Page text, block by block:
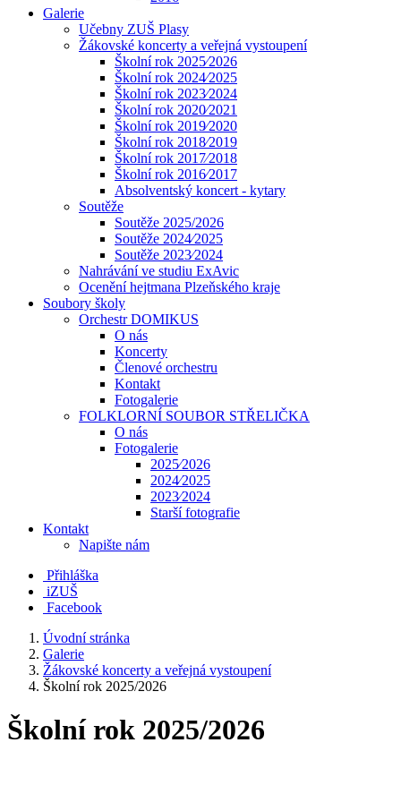
Galerie
Učebny ZUŠ Plasy
Žákovské koncerty a veřejná vystoupení
Školní rok 2025⁄2026
Školní rok 2024⁄2025
Školní rok 2023⁄2024
Školní rok 2020⁄2021
Školní rok 2019⁄2020
Školní rok 2018⁄2019
Školní rok 2017⁄2018
Školní rok 2016⁄2017
Absolventský koncert - kytary
Soutěže
Soutěže 2025/2026
Soutěže 2024⁄2025
Soutěže 2023⁄2024
Nahrávání ve studiu ExAvic
Ocenění hejtmana Plzeňského kraje
Soubory školy
Orchestr DOMIKUS
O nás
Koncerty
Členové orchestru
Kontakt
Fotogalerie
FOLKLORNÍ SOUBOR STŘELIČKA
O nás
Fotogalerie
2025⁄2026
2024⁄2025
2023⁄2024
Starší fotografie
Kontakt
Napište nám
Přihláška
iZUŠ
Facebook
Úvodní stránka
Galerie
Žákovské koncerty a veřejná vystoupení
Školní rok 2025/2026
Školní rok 2025/2026